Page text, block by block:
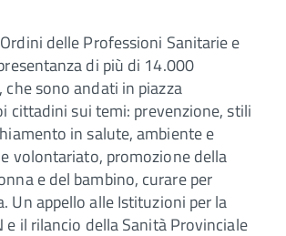
delle Professioni Sanitarie e
di più di 14.000
sono andati in piazza
cittadini sui temi: prevenzione, stili
in salute, ambiente e
volontariato, promozione della
e del bambino, curare per
Un appello alle Istituzioni per la
e il rilancio della Sanità Provinciale